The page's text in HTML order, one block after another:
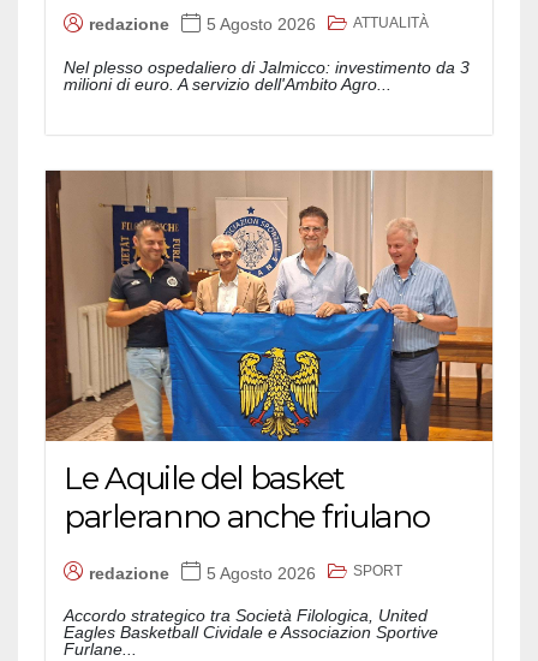
redazione 5 Agosto 2026 ATTUALITÀ
Nel plesso ospedaliero di Jalmicco: investimento da 3
milioni di euro. A servizio dell'Ambito Agro...
Le Aquile del basket
parleranno anche friulano
redazione 5 Agosto 2026 SPORT
Accordo strategico tra Società Filologica, United
Eagles Basketball Cividale e Associazion Sportive
Furlane...